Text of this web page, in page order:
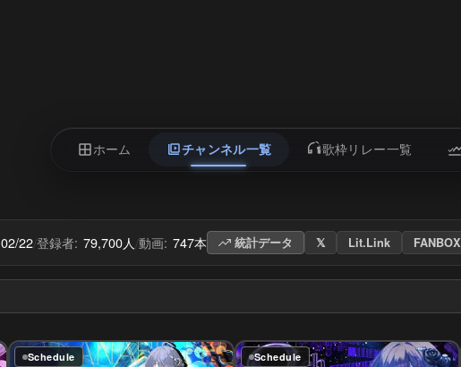
ホーム チャンネル一覧 歌枠リレー一覧
02/22/登録者: 79,700人/動画: 747本 統計データ 𝕏 Lit.Link FANBOX
Schedule Schedule